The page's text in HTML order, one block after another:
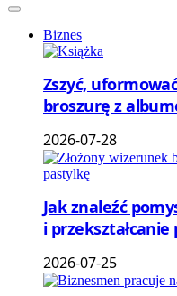
Biznes
Zszyć,
broszurę z
2026-07-28
Jak znaleźć
i przekształcanie
2026-07-25